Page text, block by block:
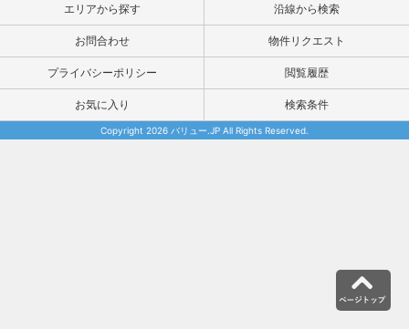
エリアから探す 沿線から検索
お問合わせ 物件リクエスト
プライバシーポリシー 閲覧履歴
お気に入り 検索条件
Copyright 2026 バリュー.JP All Rights Reserved.